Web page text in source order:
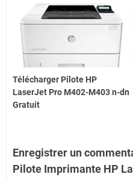
Télécharger Pilote HP
LaserJet Pro M402-M403 n-dn
Gratuit
Enregistrer un
Pilote Imprimante HP